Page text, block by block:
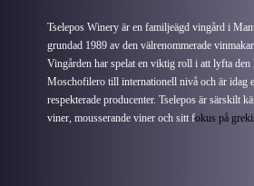
Tselepos Winery är en familjeägd vingård i
grundad 1989 av den välrenommerade
Vingården har spelat en viktig roll i att lyfta den
Moschofilero till internationell nivå och är idag
respekterade producenter. Tselepos är särskilt
viner, mousserande viner och sitt fokus på